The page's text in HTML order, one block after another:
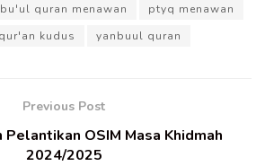
quran menawan
ptyq menawan
kudus yanbuul quran
Previous Post
Pelantikan OSIM Masa Khidmah
2024/2025